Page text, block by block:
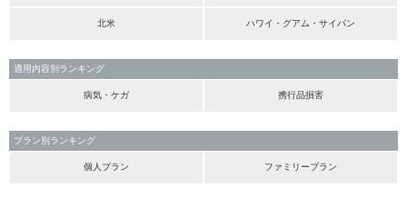
北米 ハワイ・グアム・サイパン
適用内容別ランキング
病気・ケガ 携行品損害
プラン別ランキング
個人プラン ファミリープラン